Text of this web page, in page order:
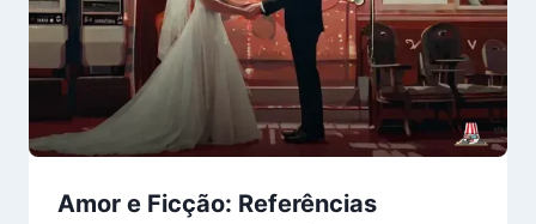
Amor e Ficção: Referências